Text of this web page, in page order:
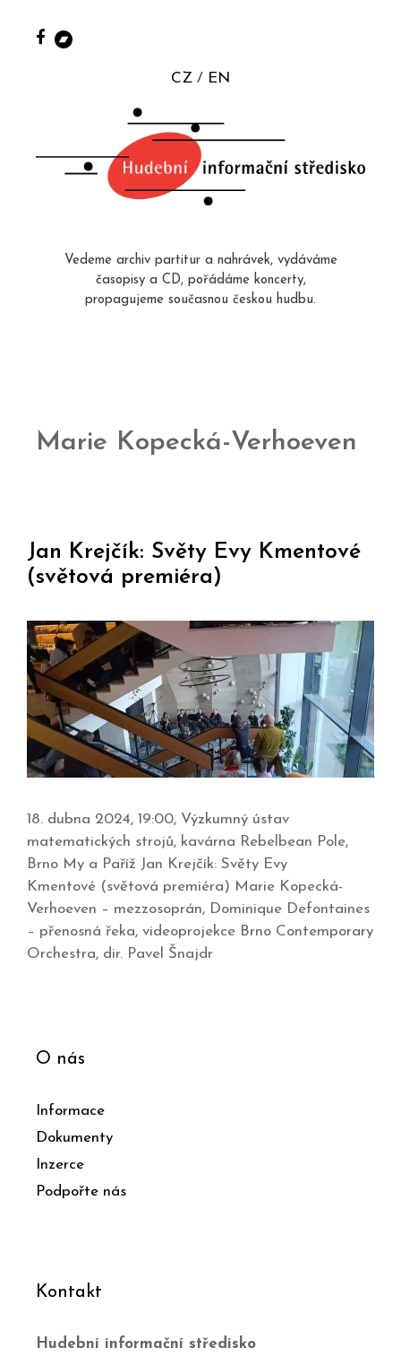
CZ EN
Vedeme archiv partitur a nahrávek, vydáváme
časopisy a CD, pořádáme koncerty,
propagujeme současnou českou hudbu.
Marie Kopecká-Verhoeven
Jan Krejčík: Světy Evy Kmentové
(světová premiéra)
18. dubna 2024, 19:00, Výzkumný ústav
matematických strojů, kavárna Rebelbean Pole,
Brno My a Paříž Jan Krejčík: Světy Evy
Kmentové (světová premiéra) Marie Kopecká-
Verhoeven – mezzosoprán, Dominique Defontaines
– přenosná řeka, videoprojekce Brno Contemporary
Orchestra, dir. Pavel Šnajdr
O nás
Informace
Dokumenty
Inzerce
Podpořte nás
Kontakt
Hudební informační středisko